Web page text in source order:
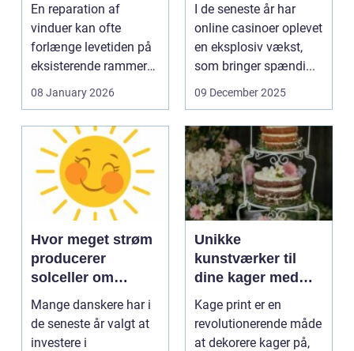
En reparation af
vinduer kan ofte
forlænge levetiden på
eksisterende rammer
og glas med ...
08 January 2026
I de seneste år har
online casinoer oplevet
en eksplosiv vækst,
som bringer spændi...
09 December 2025
Hvor meget strøm
producerer
solceller om
vinteren?
Mange danskere har i
de seneste år valgt at
investere i
Unikke
kunstværker til
dine kager med
kage print
Kage print er en
revolutionerende måde
at dekorere kager på,